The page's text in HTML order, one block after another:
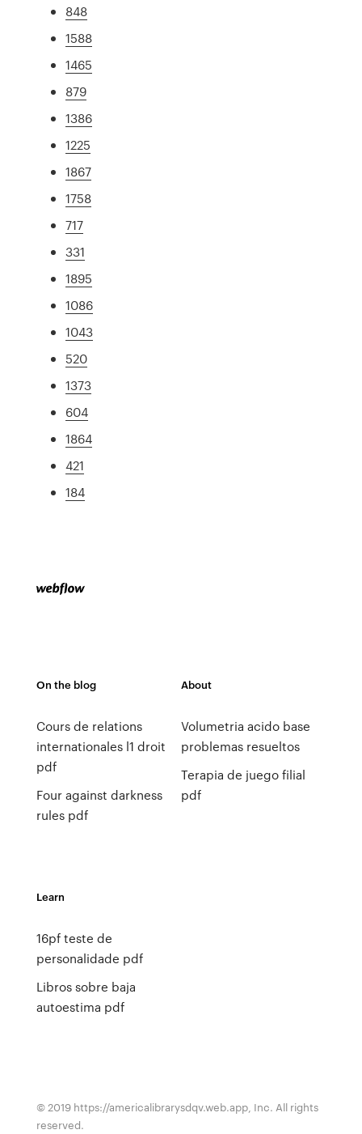
848
1588
1465
879
1386
1225
1867
1758
717
331
1895
1086
1043
520
1373
604
1864
421
184
On the blog
Cours de relations
internationales l1 droit
pdf
Four against darkness
rules pdf
About
Volumetria acido base
problemas resueltos
Terapia de juego filial
pdf
Learn
16pf teste de
personalidade pdf
Libros sobre baja
autoestima pdf
© 2019 https://americalibrarysdqv.web.app, Inc. All rights
reserved.